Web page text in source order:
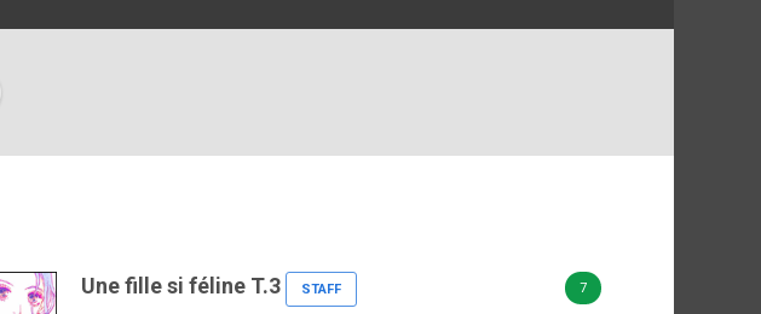
7
Une fille si féline T.3 STAFF